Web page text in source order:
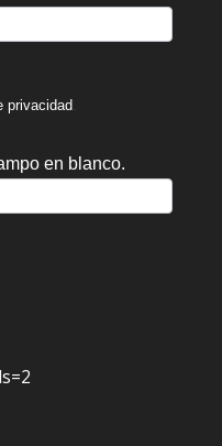
privacidad.
en blanco.